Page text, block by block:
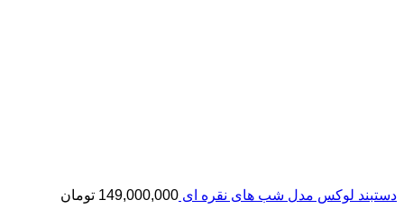
دستبند لوکس مدل شب های نقره ای 149,000,000 تومان